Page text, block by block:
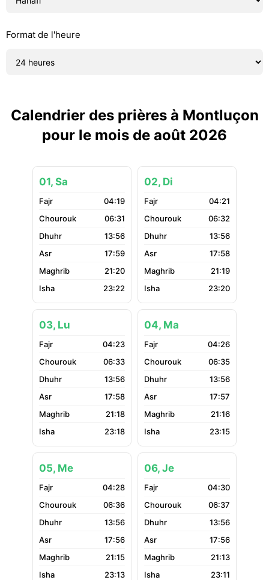
Format de l'heure
Calendrier des prières à Montluçon
pour le mois de août 2026
01, Sa
04:19
06:31
13:56
17:59
21:20
23:22
02, Di
04:21
06:32
13:56
17:58
21:19
23:20
03, Lu
04:23
06:33
13:56
17:58
21:18
23:18
04, Ma
04:26
06:35
13:56
17:57
21:16
23:15
05, Me
04:28
06:36
13:56
17:56
21:15
23:13
06, Je
04:30
06:37
13:56
17:56
21:13
23:11